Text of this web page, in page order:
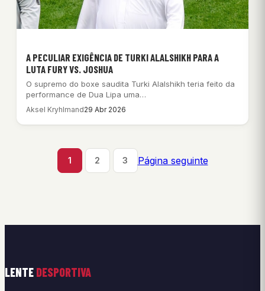
A PECULIAR EXIGÊNCIA DE TURKI ALALSHIKH PARA A
LUTA FURY VS. JOSHUA
O supremo do boxe saudita Turki Alalshikh teria feito da
performance de Dua Lipa uma…
Aksel Kryhlmand29 Abr 2026
1 2 3 Página seguinte
LENTE DESPORTIVA